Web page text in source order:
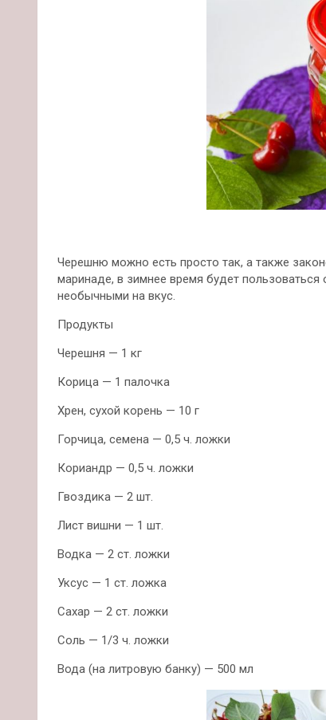
Черешню можно есть просто так, а также
маринаде, в зимнее время будет
необычными на вкус.
Продукты
Черешня — 1 кг
Корица — 1 палочка
Хрен, сухой корень — 10 г
Горчица, семена — 0,5 ч. ложки
Кориандр — 0,5 ч. ложки
Гвоздика — 2 шт.
Лист вишни — 1 шт.
Водка — 2 ст. ложки
Уксус — 1 ст. ложка
Сахар — 2 ст. ложки
Соль — 1/3 ч. ложки
Вода (на литровую банку) — 500 мл